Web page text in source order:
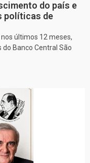
do país e
políticas de
últimos 12 meses,
Banco Central São